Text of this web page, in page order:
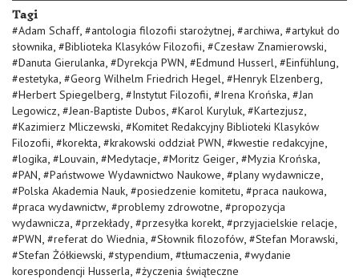
Tagi
#Adam Schaff, #antologia filozofii starożytnej, #archiwa, #artykuł do
słownika, #Biblioteka Klasyków Filozofii, #Czesław Znamierowski,
#Danuta Gierulanka, #Dyrekcja PWN, #Edmund Husserl, #Einfühlung,
#estetyka, #Georg Wilhelm Friedrich Hegel, #Henryk Elzenberg,
#Herbert Spiegelberg, #Instytut Filozofii, #Irena Krońska, #Jan
Legowicz, #Jean-Baptiste Dubos, #Karol Kuryluk, #Kartezjusz,
#Kazimierz Mliczewski, #Komitet Redakcyjny Biblioteki Klasyków
Filozofii, #korekta, #krakowski oddział PWN, #kwestie redakcyjne,
#logika, #Louvain, #Medytacje, #Moritz Geiger, #Myzia Krońska,
#PAN, #Państwowe Wydawnictwo Naukowe, #plany wydawnicze,
#Polska Akademia Nauk, #posiedzenie komitetu, #praca naukowa,
#praca wydawnictw, #problemy zdrowotne, #propozycja
wydawnicza, #przekłady, #przesyłka korekt, #przyjacielskie relacje,
#PWN, #referat do Wiednia, #Słownik filozofów, #Stefan Morawski,
#Stefan Żółkiewski, #stypendium, #tłumaczenia, #wydanie
korespondencji Husserla, #życzenia świąteczne